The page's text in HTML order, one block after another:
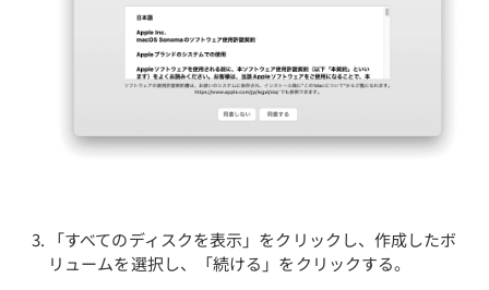
「すべてのディスクを表示」をクリックし、作成したボ
リュームを選択し、「続ける」をクリックする。